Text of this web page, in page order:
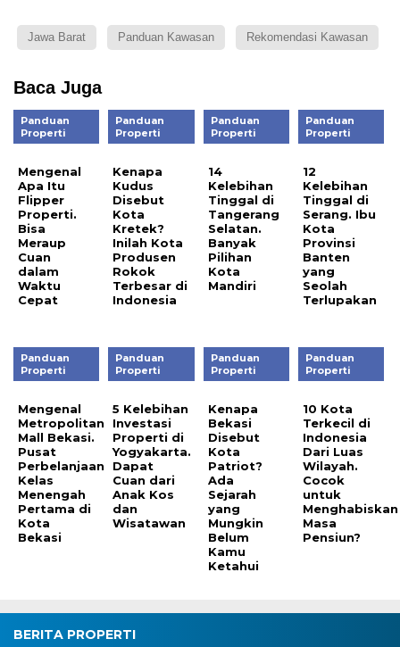
Jawa Barat Panduan Kawasan Rekomendasi Kawasan
Baca Juga
Panduan
Properti
Mengenal
Apa Itu
Flipper
Properti.
Bisa
Meraup
Cuan
dalam
Waktu
Cepat
Panduan
Properti
Kenapa
Kudus
Disebut
Kota
Kretek?
Inilah Kota
Produsen
Rokok
Terbesar di
Indonesia
Panduan
Properti
14
Kelebihan
Tinggal di
Tangerang
Selatan.
Banyak
Pilihan
Kota
Mandiri
Panduan
Properti
12
Kelebihan
Tinggal di
Serang. Ibu
Kota
Provinsi
Banten
yang
Seolah
Terlupakan
Panduan
Properti
Mengenal
Metropolitan
Mall Bekasi.
Pusat
Perbelanjaan
Kelas
Menengah
Pertama di
Kota
Bekasi
Panduan
Properti
5 Kelebihan
Investasi
Properti di
Yogyakarta.
Dapat
Cuan dari
Anak Kos
dan
Wisatawan
Panduan
Properti
Kenapa
Bekasi
Disebut
Kota
Patriot?
Ada
Sejarah
yang
Mungkin
Belum
Kamu
Ketahui
Panduan
Properti
10 Kota
Terkecil di
Indonesia
Dari Luas
Wilayah.
Cocok
untuk
Menghabiskan
Masa
Pensiun?
BERITA PROPERTI